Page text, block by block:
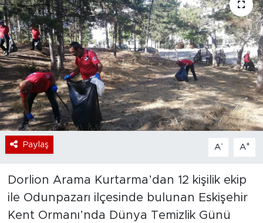
Paylaş A- A+
Dorlion Arama Kurtarma’dan 12 kişilik ekip
ile Odunpazarı ilçesinde bulunan Eskişehir
Kent Ormanı’nda Dünya Temizlik Günü
Bölge
Teknoloji
Magazin
Dünya
Sektör